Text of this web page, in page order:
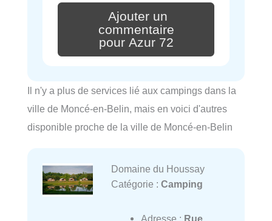
Ajouter un
commentaire
pour Azur 72
Il n'y a plus de services lié aux campings dans la
ville de Moncé-en-Belin, mais en voici d'autres
disponible proche de la ville de Moncé-en-Belin
Domaine du Houssay
Catégorie : Camping
Adresse : Rue